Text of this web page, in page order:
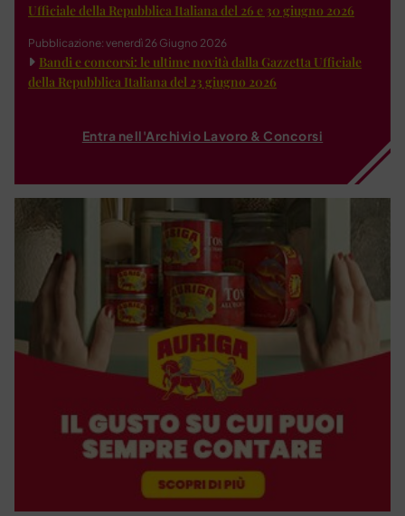
Ufficiale della Repubblica Italiana del 26 e 30 giugno 2026
Pubblicazione: venerdì 26 Giugno 2026
Bandi e concorsi: le ultime novità dalla Gazzetta Ufficiale
della Repubblica Italiana del 23 giugno 2026
Entra nell'Archivio Lavoro & Concorsi